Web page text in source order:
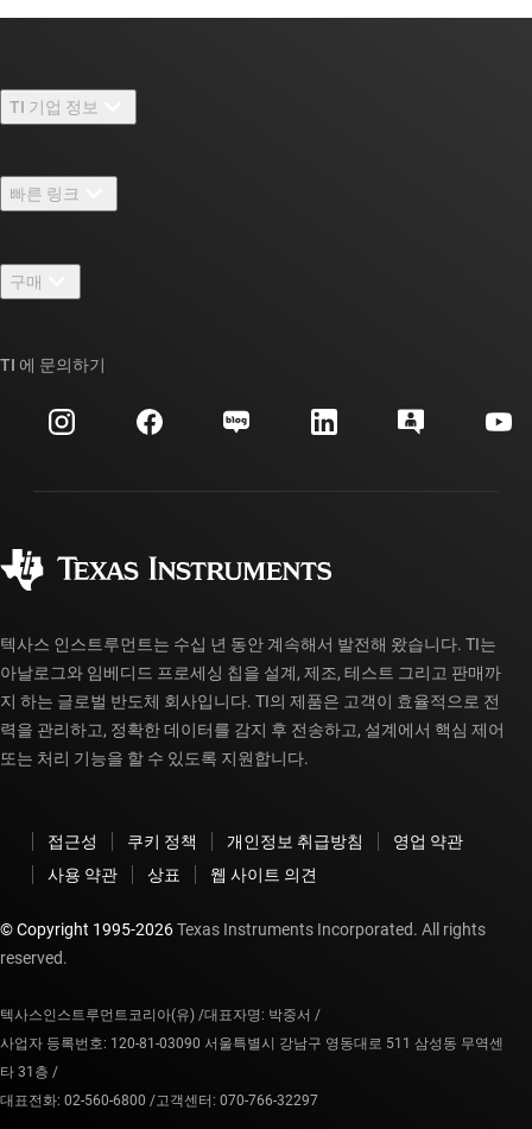
TI 기업 정보
채용
뉴스룸
이벤트
투자 관계
빠른 링크
TI E2E™ 설계 지원 포럼
대체품 검색
고객 지원 센터
myTI 계정 FAQ
구매
주문 FAQ
TI 에 문의하기
텍사스 인스트루먼트는 수십 년 동안 계속해서 발전해 왔습니다. TI는
아날로그와 임베디드 프로세싱 칩을 설계, 제조, 테스트 그리고 판매까
지 하는 글로벌 반도체 회사입니다. TI의 제품은 고객이 효율적으로 전
력을 관리하고, 정확한 데이터를 감지 후 전송하고, 설계에서 핵심 제어
또는 처리 기능을 할 수 있도록 지원합니다.
접근성 쿠키 정책 개인정보 취급방침
영업 약관
사용 약관
상표 웹 사이트 의견
© Copyright 1995-2026Texas Instruments Incorporated. All rights
reserved.
텍사스인스트루먼트코리아(유) /대표자명: 박중서 /
사업자 등록번호: 120-81-03090 서울특별시 강남구 영동대로 511 삼성동 무역센
타 31층 /
대표전화: 02-560-6800 /고객센터: 070-766-32297